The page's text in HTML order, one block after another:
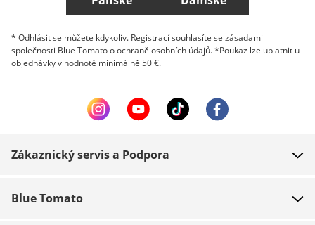
* Odhlásit se můžete kdykoliv. Registrací souhlasíte se zásadami
společnosti Blue Tomato o ochraně osobních údajů. *Poukaz lze uplatnit u
objednávky v hodnotě minimálně 50 €.
Zákaznický servis a Podpora
Blue Tomato